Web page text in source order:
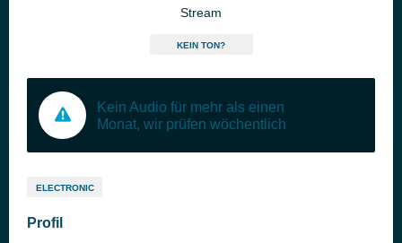
Stream
KEIN TON?
Kein Audio für mehr als einen
Monat, wir prüfen wöchentlich
ELECTRONIC
Profil